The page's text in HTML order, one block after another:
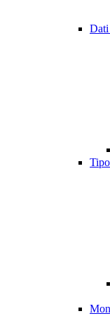
Dati